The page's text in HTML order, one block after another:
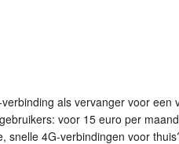
als vervanger voor een
voor 15 euro per
snelle 4G-verbindingen voor